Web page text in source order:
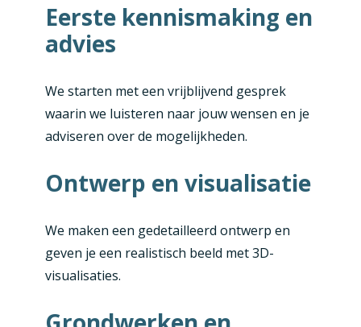
Eerste kennismaking en
advies
We starten met een vrijblijvend gesprek
waarin we luisteren naar jouw wensen en je
adviseren over de mogelijkheden.
Ontwerp en visualisatie
We maken een gedetailleerd ontwerp en
geven je een realistisch beeld met 3D-
visualisaties.